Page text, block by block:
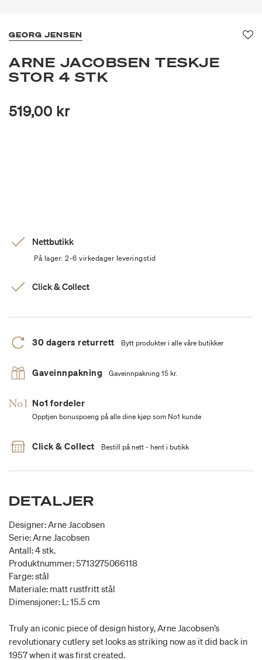
GEORG JENSEN
ARNE JACOBSEN TESKJE
STOR 4 STK
519,00 kr
Nettbutikk
På lager: 2-6 virkedager leveringstid
Click & Collect
30 dagers returrett Bytt produkter i alle våre butikker
Gaveinnpakning Gaveinnpakning 15 kr.
No1 fordeler
Opptjen bonuspoeng på alle dine kjøp som No1 kunde
Click & Collect Bestill på nett - hent i butikk
DETALJER
Designer: Arne Jacobsen
Serie: Arne Jacobsen
Antall: 4 stk.
Produktnummer: 5713275066118
Farge: stål
Materiale: matt rustfritt stål
Dimensjoner: L: 15.5 cm
Truly an iconic piece of design history, Arne Jacobsen’s
revolutionary cutlery set looks as striking now as it did back in
1957 when it was first created.